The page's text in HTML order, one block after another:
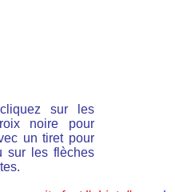
sur les
noire pour
un tiret pour
sur les flèches